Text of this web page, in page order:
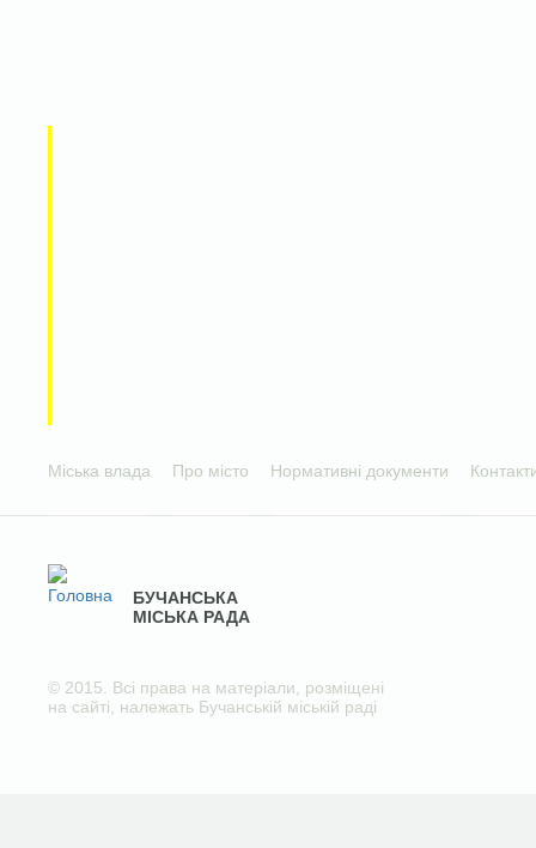
Міська влада Про місто Нормативні документи
БУЧАНСЬКА
МІСЬКА РАДА
© 2015. Всі права на матеріали, розміщені
на сайті, належать Бучанській міській раді